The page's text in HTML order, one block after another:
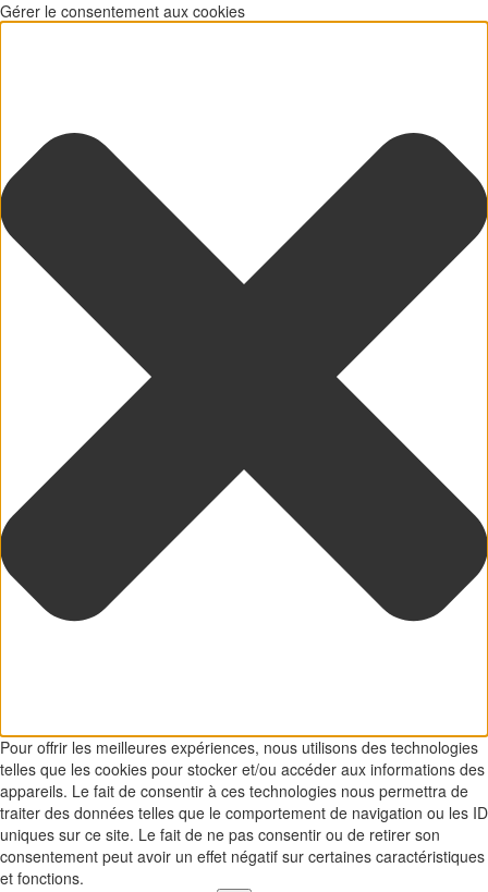
Gérer le consentement aux cookies
Pour offrir les meilleures expériences, nous utilisons des technologies
telles que les cookies pour stocker et/ou accéder aux informations des
appareils. Le fait de consentir à ces technologies nous permettra de
traiter des données telles que le comportement de navigation ou les ID
uniques sur ce site. Le fait de ne pas consentir ou de retirer son
consentement peut avoir un effet négatif sur certaines caractéristiques
et fonctions.